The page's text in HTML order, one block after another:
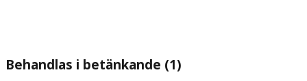
Behandlas i betänkande (1)